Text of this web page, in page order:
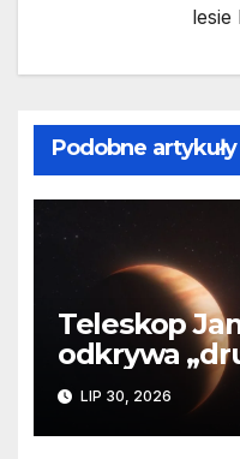
lesie
Podobne artykuły
Teleskop
odkrywa
planety
martwej
LIP 30, 2026